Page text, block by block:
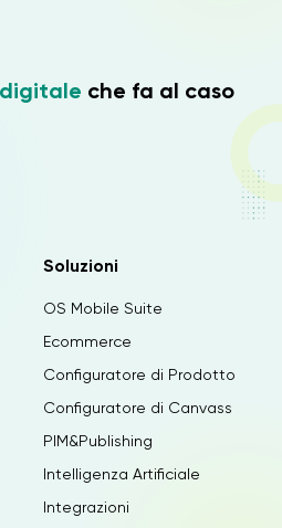
che fa al caso
Soluzioni
OS Mobile Suite
Ecommerce
Configuratore di Prodotto
Configuratore di Canvass
PIM&Publishing
Intelligenza Artificiale
Integrazioni